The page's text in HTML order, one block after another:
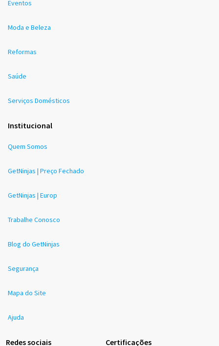
Eventos
Moda e Beleza
Reformas
Saúde
Serviços Domésticos
Institucional
Quem Somos
GetNinjas | Preço Fechado
GetNinjas | Europ
Trabalhe Conosco
Blog do GetNinjas
Segurança
Mapa do Site
Ajuda
Redes sociais Certificações